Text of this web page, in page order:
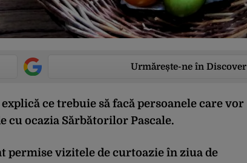
Urmărește-ne în Discover
ce trebuie să facă persoanele care vor
cu ocazia Sărbătorilor Pascale.
permise vizitele de curtoazie în ziua de